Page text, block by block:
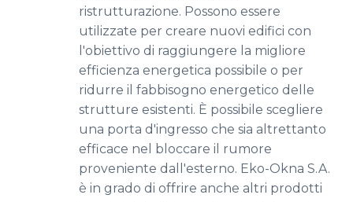
ristrutturazione. Possono essere
utilizzate per creare nuovi edifici con
l'obiettivo di raggiungere la migliore
efficienza energetica possibile o per
ridurre il fabbisogno energetico delle
strutture esistenti. È possibile scegliere
una porta d'ingresso che sia altrettanto
efficace nel bloccare il rumore
proveniente dall'esterno. Eko-Okna S.A.
è in grado di offrire anche altri prodotti